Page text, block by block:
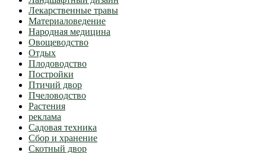
Лекарственные травы
Материаловедение
Народная медицина
Овощеводство
Отдых
Плодоводство
Постройки
Птичий двор
Пчеловодство
Растения
реклама
Садовая техника
Сбор и хранение
Скотный двор